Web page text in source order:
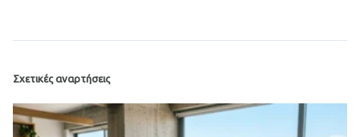
Σχετικές αναρτήσεις